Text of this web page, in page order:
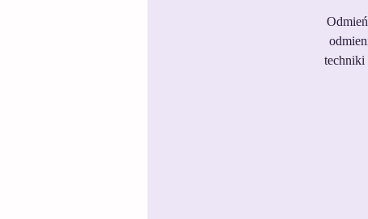
techniki